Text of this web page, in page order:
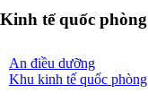
Kinh tế quốc phòng
An điều dưỡng
Khu kinh tế quốc phòng